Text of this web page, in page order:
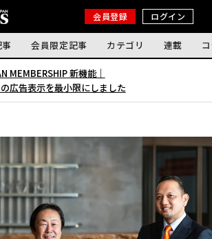
会員登録 ログイン
会員限定記事 カテゴリ 連載
MEMBERSHIP 新機能｜
広告表示を最小限にしました